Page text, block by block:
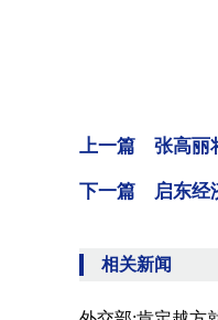
上一篇 张高丽
下一篇 启东经
相关新闻